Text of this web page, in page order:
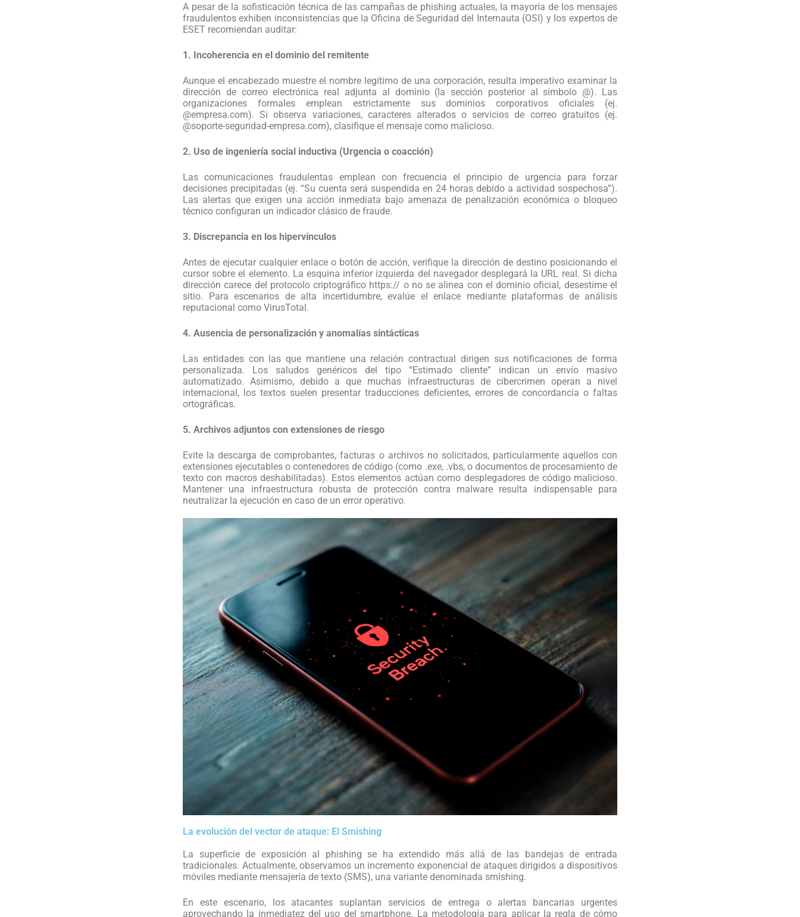
A pesar de la sofisticación técnica de las campañas de phishing actuales, la mayoría de los mensajes
fraudulentos exhiben inconsistencias que la Oficina de Seguridad del Internauta (OSI) y los expertos de
ESET recomiendan auditar:
1. Incoherencia en el dominio del remitente
Aunque el encabezado muestre el nombre legítimo de una corporación, resulta imperativo examinar la
dirección de correo electrónica real adjunta al dominio (la sección posterior al símbolo @). Las
organizaciones formales emplean estrictamente sus dominios corporativos oficiales (ej.
@empresa.com). Si observa variaciones, caracteres alterados o servicios de correo gratuitos (ej.
@soporte-seguridad-empresa.com), clasifique el mensaje como malicioso.
2. Uso de ingeniería social inductiva (Urgencia o coacción)
Las comunicaciones fraudulentas emplean con frecuencia el principio de urgencia para forzar
decisiones precipitadas (ej. “Su cuenta será suspendida en 24 horas debido a actividad sospechosa”).
Las alertas que exigen una acción inmediata bajo amenaza de penalización económica o bloqueo
técnico configuran un indicador clásico de fraude.
3. Discrepancia en los hipervínculos
Antes de ejecutar cualquier enlace o botón de acción, verifique la dirección de destino posicionando el
cursor sobre el elemento. La esquina inferior izquierda del navegador desplegará la URL real. Si dicha
dirección carece del protocolo criptográfico https:// o no se alinea con el dominio oficial, desestime el
sitio. Para escenarios de alta incertidumbre, evalúe el enlace mediante plataformas de análisis
reputacional como VirusTotal.
4. Ausencia de personalización y anomalías sintácticas
Las entidades con las que mantiene una relación contractual dirigen sus notificaciones de forma
personalizada. Los saludos genéricos del tipo “Estimado cliente” indican un envío masivo
automatizado. Asimismo, debido a que muchas infraestructuras de cibercrimen operan a nivel
internacional, los textos suelen presentar traducciones deficientes, errores de concordancia o faltas
ortográficas.
5. Archivos adjuntos con extensiones de riesgo
Evite la descarga de comprobantes, facturas o archivos no solicitados, particularmente aquellos con
extensiones ejecutables o contenedores de código (como .exe, .vbs, o documentos de procesamiento de
texto con macros deshabilitadas). Estos elementos actúan como desplegadores de código malicioso.
Mantener una infraestructura robusta de protección contra malware resulta indispensable para
neutralizar la ejecución en caso de un error operativo.
La evolución del vector de ataque: El Smishing
La superficie de exposición al phishing se ha extendido más allá de las bandejas de entrada
tradicionales. Actualmente, observamos un incremento exponencial de ataques dirigidos a dispositivos
móviles mediante mensajería de texto (SMS), una variante denominada smishing.
En este escenario, los atacantes suplantan servicios de entrega o alertas bancarias urgentes
aprovechando la inmediatez del uso del smartphone. La metodología para aplicar la regla de cómo